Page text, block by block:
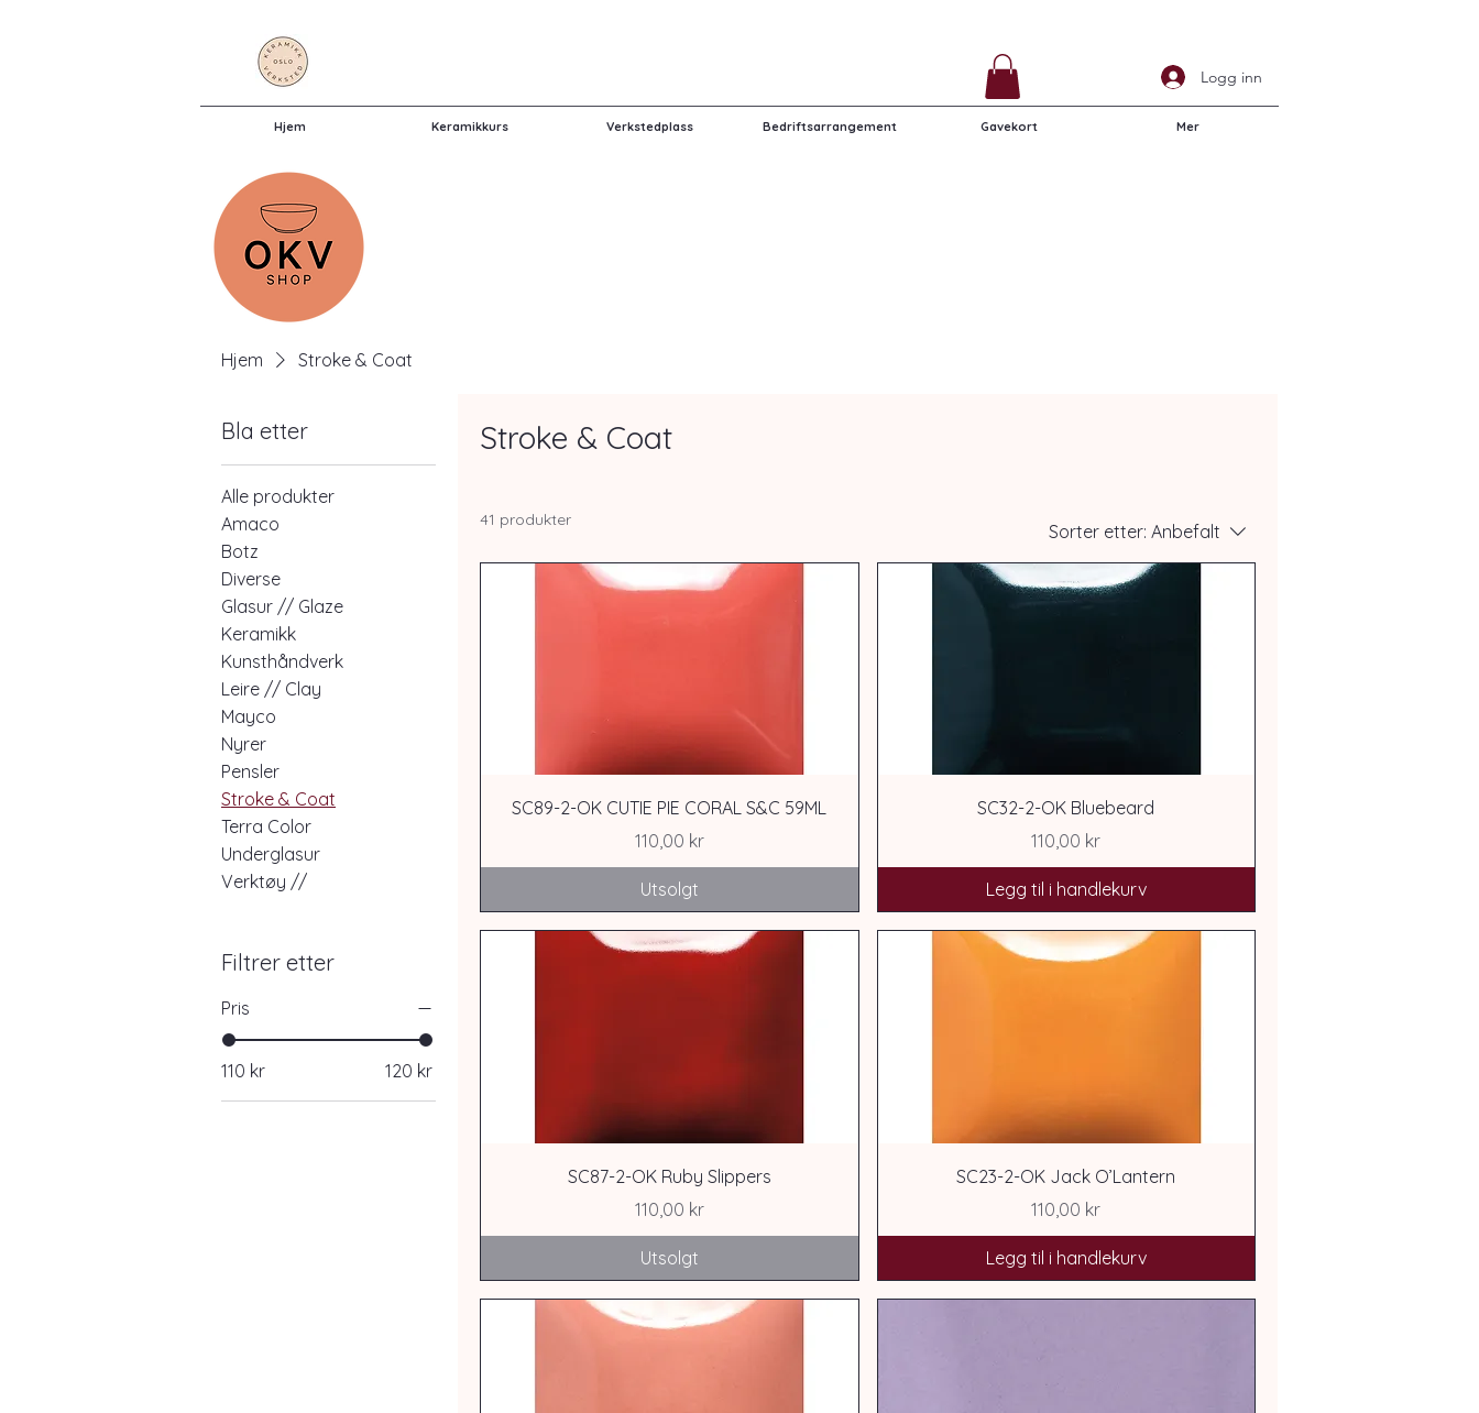
Logg inn
Hjem Keramikkurs Verkstedplass Bedriftsarrangement Gavekort Mer
Hjem Stroke & Coat
Bla etter
Alle produkter
Amaco
Botz
Diverse
Glasur // Glaze
Keramikk
Kunsthåndverk
Leire // Clay
Mayco
Nyrer
Pensler
Stroke & Coat
Terra Color
Underglasur
Verktøy //
Filtrer etter
Pris
110 kr 120 kr
Stroke & Coat
41 produkter
Sorter etter: Anbefalt
SC89-2-OK CUTIE PIE CORAL S&C 59ML
Pris
110,00 kr
Utsolgt
SC32-2-OK Bluebeard
Pris
110,00 kr
Legg til i handlekurv
SC87-2-OK Ruby Slippers
Pris
110,00 kr
Utsolgt
SC23-2-OK Jack O’Lantern
Pris
110,00 kr
Legg til i handlekurv